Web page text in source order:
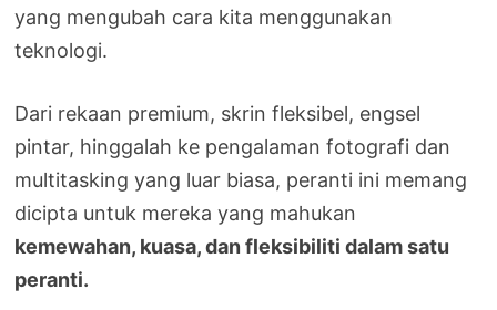
yang mengubah cara kita menggunakan
teknologi.
Dari rekaan premium, skrin fleksibel, engsel
pintar, hinggalah ke pengalaman fotografi dan
multitasking yang luar biasa, peranti ini memang
dicipta untuk mereka yang mahukan
kemewahan, kuasa, dan fleksibiliti dalam satu
peranti.